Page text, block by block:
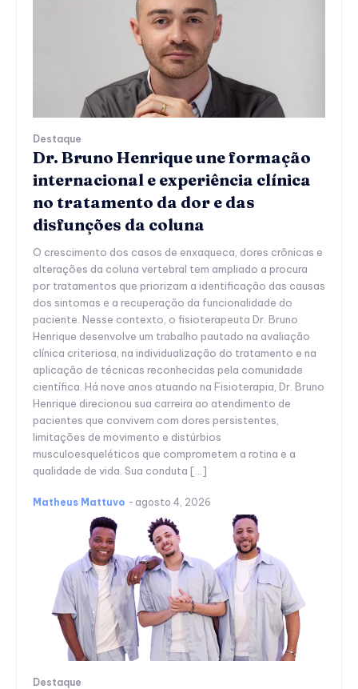
Destaque
Dr. Bruno Henrique une formação
internacional e experiência clínica
no tratamento da dor e das
disfunções da coluna
O crescimento dos casos de enxaqueca, dores crônicas e
alterações da coluna vertebral tem ampliado a procura
por tratamentos que priorizam a identificação das causas
dos sintomas e a recuperação da funcionalidade do
paciente. Nesse contexto, o fisioterapeuta Dr. Bruno
Henrique desenvolve um trabalho pautado na avaliação
clínica criteriosa, na individualização do tratamento e na
aplicação de técnicas reconhecidas pela comunidade
científica. Há nove anos atuando na Fisioterapia, Dr. Bruno
Henrique direcionou sua carreira ao atendimento de
pacientes que convivem com dores persistentes,
limitações de movimento e distúrbios
musculoesqueléticos que comprometem a rotina e a
qualidade de vida. Sua conduta […]
Matheus Mattuvo - agosto 4, 2026
Destaque